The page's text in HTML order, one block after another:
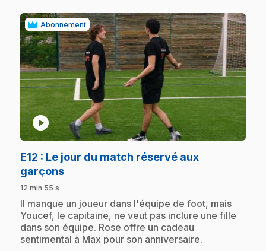
Abonnement
play_circle
E12 : Le jour du match réservé aux
garçons.
12 min 55 s
.Il manque un joueur dans l'équipe de foot, mais
Youcef, le capitaine, ne veut pas inclure une fille
dans son équipe. Rose offre un cadeau
sentimental à Max pour son anniversaire.